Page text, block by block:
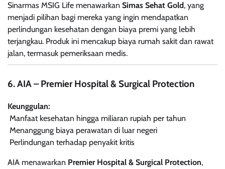
Sinarmas MSIG Life menawarkan Simas Sehat Gold, yang
menjadi pilihan bagi mereka yang ingin mendapatkan
perlindungan kesehatan dengan biaya premi yang lebih
terjangkau. Produk ini mencakup biaya rumah sakit dan rawat
jalan, termasuk pemeriksaan medis.
6. AIA – Premier Hospital & Surgical Protection
Keunggulan:
Manfaat kesehatan hingga miliaran rupiah per tahun
Menanggung biaya perawatan di luar negeri
Perlindungan terhadap penyakit kritis
AIA menawarkan Premier Hospital & Surgical Protection,